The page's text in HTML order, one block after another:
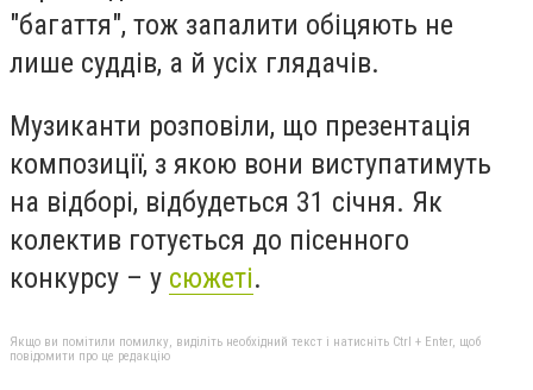
"багаття", тож запалити обіцяють не
лише суддів, а й усіх глядачів.
Музиканти розповіли, що презентація
композиції, з якою вони виступатимуть
на відборі, відбудеться 31 січня. Як
колектив готується до пісенного
конкурсу – у сюжеті.
Якщо ви помітили помилку, виділіть необхідний текст і натисніть Ctrl + Enter, щоб
повідомити про це редакцію